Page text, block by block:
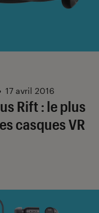
Rift : le plus
casques VR
17 avril 2016